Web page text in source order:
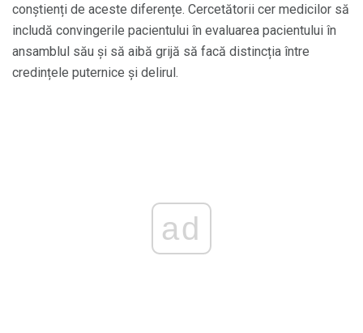
conștienți de aceste diferențe. Cercetătorii cer medicilor să
includă convingerile pacientului în evaluarea pacientului în
ansamblul său și să aibă grijă să facă distincția între
credințele puternice și delirul.
ad